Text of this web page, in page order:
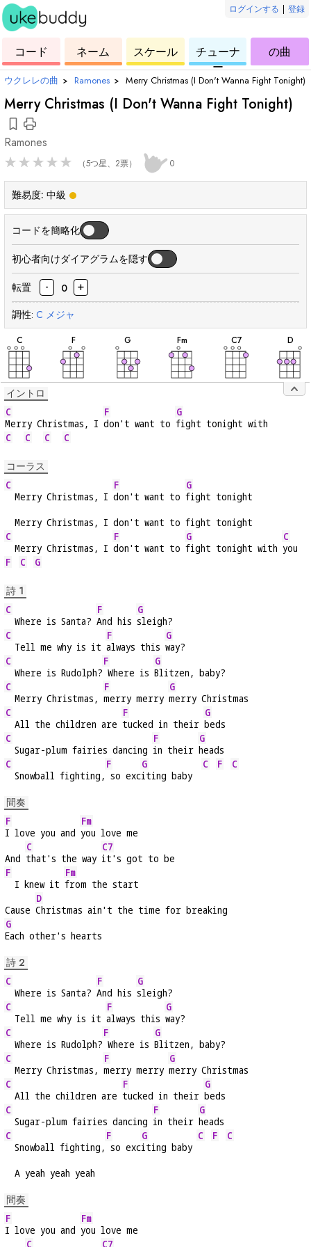
ログインする | 登録
ク
レ
レ
コード
コ
ー
ド
ネーム
ウ
ク
レ
レ
スケール
ク
レ
レ
チューナ
ー
ウ
ク
レ
レ
の曲
ウクレレの曲 › Ramones › Merry Christmas (I Don't Wanna Fight Tonight)
Merry Christmas (I Don't Wanna Fight Tonight)
Ramones
★ ★ ★ ★ ★ （5つ星、2票） 0
難易度: 中級
コードを簡略化
初心者向けダイアグラムを隠す
転置 - 0 +
調性: C メジャ
C
和
F
和
G
和
Fm
和
C7
和
D
和
イントロ
C
Merry Christmas, I
F
don't want to
G
fight tonight with
C
C C C
コーラス
C
  Merry Christmas, I
F
don't want to
G
fight tonight
  Merry Christmas, I don't want to fight tonight
C
  Merry Christmas, I
F
don't want to
G
fight tonight with
C
you
F
C G
詩 1
C
  Where is Santa?
F
And his
G
sleigh?
C
  Tell me why is it
F
always this
G
way?
C
  Where is Rudolph?
F
Where is
G
Blitzen, baby?
C
  Merry Christmas,
F
merry merry
G
merry Christmas
C
  All the children are
F
tucked in their
G
beds
C
  Sugar-plum fairies dancing
F
in their
G
heads
C
  Snowball fighting,
F
so exc
G
iting baby
C F C
間奏
F
I love you and
Fm
you love me
And
C
that's the way
C7
it's got to be
F
  I knew it
Fm
from the start
Cause
D
Christmas ain't the time for breaking
G
Each other's hearts
詩 2
C
  Where is Santa?
F
And his
G
sleigh?
C
  Tell me why is it
F
always this
G
way?
C
  Where is Rudolph?
F
Where is
G
Blitzen, baby?
C
  Merry Christmas,
F
merry merry
G
merry Christmas
C
  All the children are
F
tucked in their
G
beds
C
  Sugar-plum fairies dancing
F
in their
G
heads
C
  Snowball fighting,
F
so exc
G
iting baby
C F C
  A yeah yeah yeah
間奏
F
I love you and
Fm
you love me
C
C7